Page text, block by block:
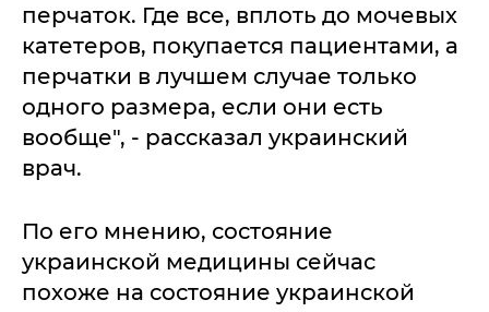
перчаток. Где все, вплоть до мочевых
катетеров, покупается пациентами, а
перчатки в лучшем случае только
одного размера, если они есть
вообще", - рассказал украинский
врач.
По его мнению, состояние
украинской медицины сейчас
похоже на состояние украинской